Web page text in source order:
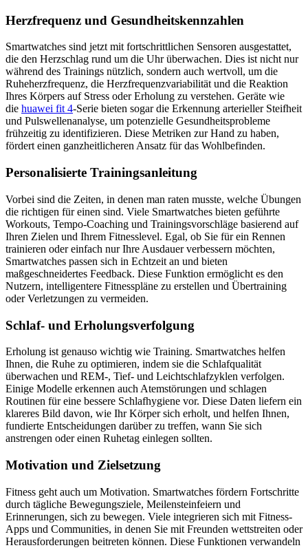
Herzfrequenz und Gesundheitskennzahlen
Smartwatches sind jetzt mit fortschrittlichen Sensoren ausgestattet,
die den Herzschlag rund um die Uhr überwachen. Dies ist nicht nur
während des Trainings nützlich, sondern auch wertvoll, um die
Ruheherzfrequenz, die Herzfrequenzvariabilität und die Reaktion
Ihres Körpers auf Stress oder Erholung zu verstehen. Geräte wie
die huawei fit 4-Serie bieten sogar die Erkennung arterieller Steifheit
und Pulswellenanalyse, um potenzielle Gesundheitsprobleme
frühzeitig zu identifizieren. Diese Metriken zur Hand zu haben,
fördert einen ganzheitlicheren Ansatz für das Wohlbefinden.
Personalisierte Trainingsanleitung
Vorbei sind die Zeiten, in denen man raten musste, welche Übungen
die richtigen für einen sind. Viele Smartwatches bieten geführte
Workouts, Tempo-Coaching und Trainingsvorschläge basierend auf
Ihren Zielen und Ihrem Fitnesslevel. Egal, ob Sie für ein Rennen
trainieren oder einfach nur Ihre Ausdauer verbessern möchten,
Smartwatches passen sich in Echtzeit an und bieten
maßgeschneidertes Feedback. Diese Funktion ermöglicht es den
Nutzern, intelligentere Fitnesspläne zu erstellen und Übertraining
oder Verletzungen zu vermeiden.
Schlaf- und Erholungsverfolgung
Erholung ist genauso wichtig wie Training. Smartwatches helfen
Ihnen, die Ruhe zu optimieren, indem sie die Schlafqualität
überwachen und REM-, Tief- und Leichtschlafzyklen verfolgen.
Einige Modelle erkennen auch Atemstörungen und schlagen
Routinen für eine bessere Schlafhygiene vor. Diese Daten liefern ein
klareres Bild davon, wie Ihr Körper sich erholt, und helfen Ihnen,
fundierte Entscheidungen darüber zu treffen, wann Sie sich
anstrengen oder einen Ruhetag einlegen sollten.
Motivation und Zielsetzung
Fitness geht auch um Motivation. Smartwatches fördern Fortschritte
durch tägliche Bewegungsziele, Meilensteinfeiern und
Erinnerungen, sich zu bewegen. Viele integrieren sich mit Fitness-
Apps und Communities, in denen Sie mit Freunden wettstreiten oder
Herausforderungen beitreten können. Diese Funktionen verwandeln